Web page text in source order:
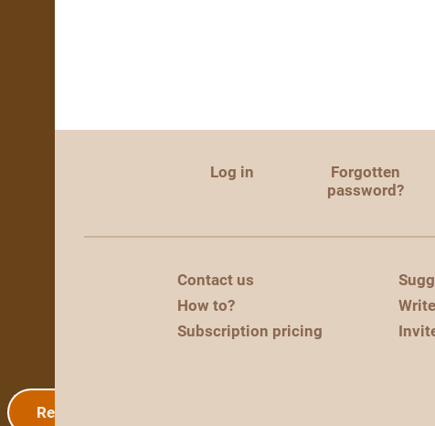
Registration
Log in
Forgotten
password?
Contact us
How to?
Subscription pricing